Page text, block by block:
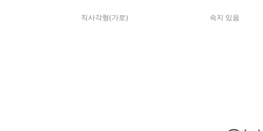
직사각형(가로) 속지 있음